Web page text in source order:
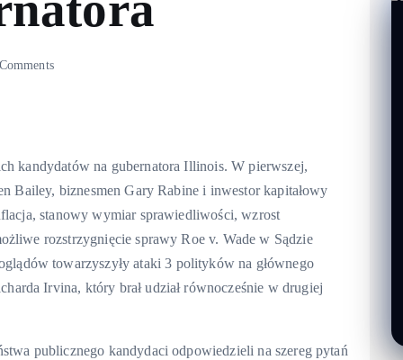
kandydatów na gubernatora Illinois. W pierwszej,
Bailey, biznesmen Gary Rabine i inwestor kapitałowy
stanowy wymiar sprawiedliwości, wzrost
rozstrzygnięcie sprawy Roe v. Wade w Sądzie
towarzyszyły ataki 3 polityków na głównego
Irvina, który brał udział równocześnie w drugiej
publicznego kandydaci odpowiedzieli na szereg pytań